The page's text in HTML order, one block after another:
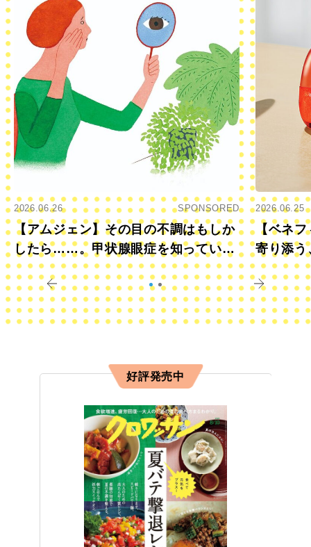
2026.06.26 SPONSORED
【アムジェン】その目の不調はもしか
したら……。甲状腺眼症を知っていま
すか？
2026.06.25
【ベネフ
寄り添う
きに
好評発売中